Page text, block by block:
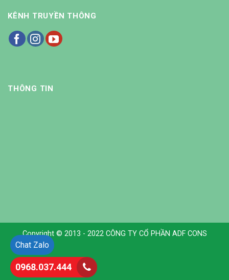
KÊNH TRUYỀN THÔNG
THÔNG TIN
Copyright © 2013 - 2022 CÔNG TY CỔ PHẦN ADF CONS
Chat Zalo
0968.037.444